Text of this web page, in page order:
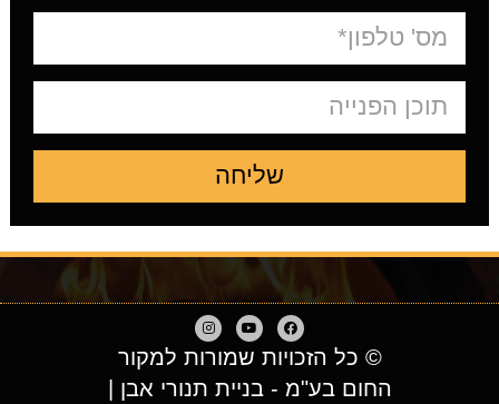
שליחה
© כל הזכויות שמורות למקור
החום בע"מ - בניית תנורי אבן |